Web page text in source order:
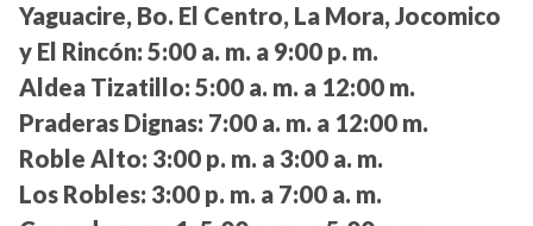
Yaguacire, Bo. El Centro, La Mora, Jocomico
y El Rincón: 5:00 a. m. a 9:00 p. m.
Aldea Tizatillo: 5:00 a. m. a 12:00 m.
Praderas Dignas: 7:00 a. m. a 12:00 m.
Roble Alto: 3:00 p. m. a 3:00 a. m.
Los Robles: 3:00 p. m. a 7:00 a. m.